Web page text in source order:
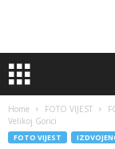
Home FOTO VIJEST
Velikoj Gorici
FOTO VIJEST